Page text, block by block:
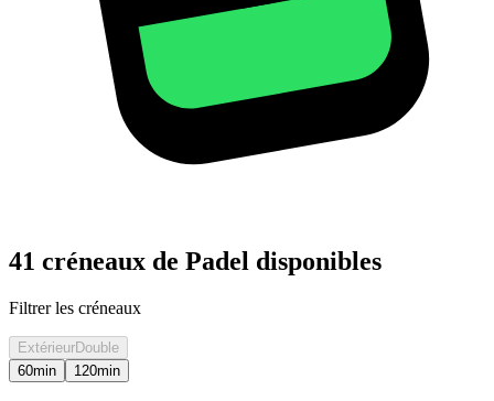
41 créneaux de Padel disponibles
Filtrer les créneaux
ExtérieurDouble
60min 120min